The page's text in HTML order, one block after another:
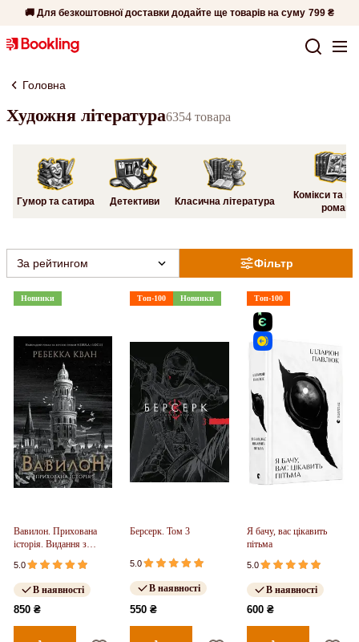
🚚 Для безкоштовної доставки додайте ще товарів на суму 799 ₴
Головна
Художня література6354 товара
Гумор та сатира Детективи Класична література
Комікси та
романи
Фільтр
За рейтингом
Новинки
Вавилон. Прихована
історія. Видання з
ілюстрованим зрізом
(у)
5.0
В наявності
850 ₴
Топ-100 Новинки
Берсерк. Том 3
5.0
В наявності
550 ₴
Топ-100
Я бачу, вас цікавить
пітьма
5.0
В наявності
600 ₴